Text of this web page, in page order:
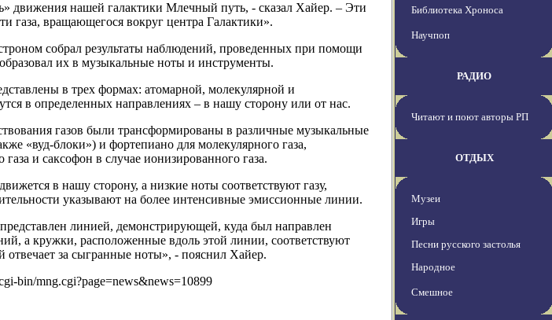
движения нашей галактики Млечный путь, - сказал Хайер. – Эти
газа, вращающегося вокруг центра Галактики».
собрал результаты наблюдений, проведенных при помощи
их в музыкальные ноты и инструменты.
в трех формах: атомарной, молекулярной и
в определенных направлениях – в нашу сторону или от нас.
газов были трансформированы в различные музыкальные
«вуд-блоки») и фортепиано для молекулярного газа,
и саксофон в случае ионизированного газа.
в нашу сторону, а низкие ноты соответствуют газу,
указывают на более интенсивные эмиссионные линии.
линией, демонстрирующей, куда был направлен
а кружки, расположенные вдоль этой линии, соответствуют
отвечает за сыгранные ноты», - пояснил Хайер.
bin/mng.cgi?page=news&news=10899
Библиотека Хроноса
Научпоп
РАДИО
Читают и поют авторы РП
ОТДЫХ
Музеи
Игры
Песни русского застолья
Народное
Смешное